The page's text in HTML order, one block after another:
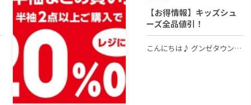
【お得情報】キッズシュ
ーズ全品値引！
こんにちは♪ グンゼタウンセンターつかしん2FのABC-MARTです！ 今回はSALE企画のご紹介です。 なんとなんと、、、店内のキッズシューズが全品お値引中です！！ 人気ブランドのシューズから、今すぐ履けるサンダルもお買い得です☆ お子様は足も成長するので、大きめのサイズを先物買いしておくのもオススメですね◎ 8/7日（金）～8/20日（木）までの期間限定企画となりますので、 迷っている方は是非、この機会に！！ 新作も続々入荷中です！ぜひお立ち寄りください♪ (HP担当：H)